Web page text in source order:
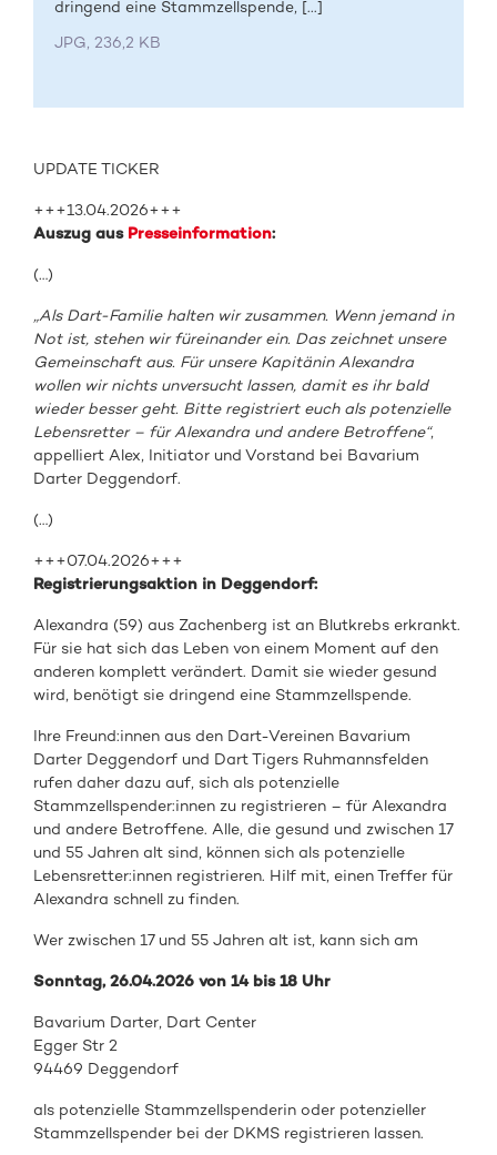
dringend eine Stammzellspende, [...]
JPG, 236,2 KB
UPDATE TICKER
+++13.04.2026+++
Auszug aus Presseinformation:
(…)
„Als Dart-Familie halten wir zusammen. Wenn jemand in
Not ist, stehen wir füreinander ein. Das zeichnet unsere
Gemeinschaft aus. Für unsere Kapitänin Alexandra
wollen wir nichts unversucht lassen, damit es ihr bald
wieder besser geht. Bitte registriert euch als potenzielle
Lebensretter – für Alexandra und andere Betroffene“,
appelliert Alex, Initiator und Vorstand bei Bavarium
Darter Deggendorf.
(…)
+++07.04.2026+++
Registrierungsaktion in Deggendorf:
Alexandra (59) aus Zachenberg ist an Blutkrebs erkrankt.
Für sie hat sich das Leben von einem Moment auf den
anderen komplett verändert. Damit sie wieder gesund
wird, benötigt sie dringend eine Stammzellspende.
Ihre Freund:innen aus den Dart-Vereinen Bavarium
Darter Deggendorf und Dart Tigers Ruhmannsfelden
rufen daher dazu auf, sich als potenzielle
Stammzellspender:innen zu registrieren – für Alexandra
und andere Betroffene. Alle, die gesund und zwischen 17
und 55 Jahren alt sind, können sich als potenzielle
Lebensretter:innen registrieren. Hilf mit, einen Treffer für
Alexandra schnell zu finden.
Wer zwischen 17 und 55 Jahren alt ist, kann sich am
Sonntag, 26.04.2026 von 14 bis 18 Uhr
Bavarium Darter, Dart Center
Egger Str 2
94469 Deggendorf
als potenzielle Stammzellspenderin oder potenzieller
Stammzellspender bei der DKMS registrieren lassen.